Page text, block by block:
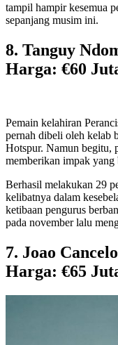
tampil hampir kesemua
sepanjang musim ini.
8. Tanguy
Harga: €60
Pemain kelahiran
pernah dibeli oleh kelab
Hotspur. Namun begitu,
memberikan impak yang
Berhasil melakukan 29
kelibatnya dalam
ketibaan pengurus
pada november lalu
7. Joao
Harga: €65